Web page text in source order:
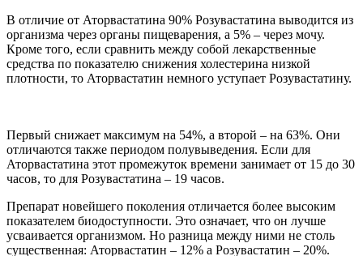
В отличие от Аторвастатина 90% Розувастатина выводится из
организма через органы пищеварения, а 5% – через мочу.
Кроме того, если сравнить между собой лекарственные
средства по показателю снижения холестерина низкой
плотности, то Аторвастатин немного уступает Розувастатину.
Первый снижает максимум на 54%, а второй – на 63%. Они
отличаются также периодом полувыведения. Если для
Аторвастатина этот промежуток времени занимает от 15 до 30
часов, то для Розувастатина – 19 часов.
Препарат новейшего поколения отличается более высоким
показателем биодоступности. Это означает, что он лучше
усваивается организмом. Но разница между ними не столь
существенная: Аторвастатин – 12% а Розувастатин – 20%.